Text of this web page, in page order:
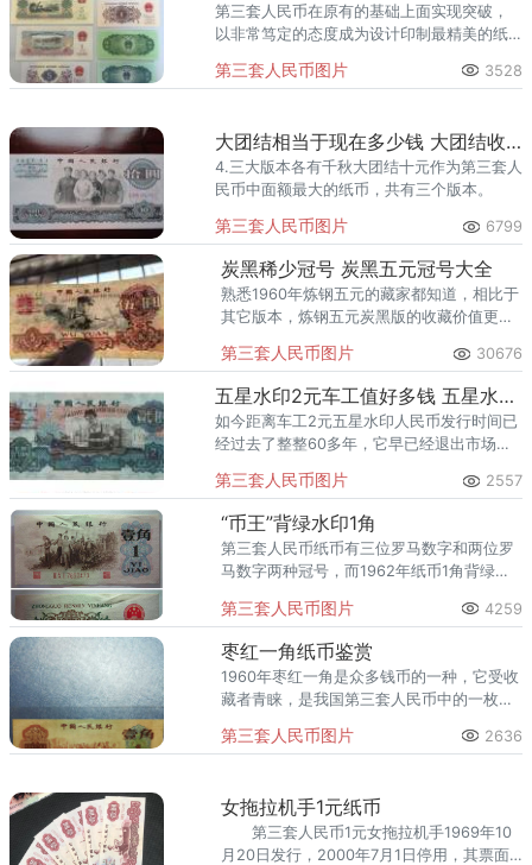
第三套人民币在原有的基础上面实现突破，
以非常笃定的态度成为设计印制最精美的纸
保存完善的纸币就成为吃香物品，在未来它
第三套人民币图片 3528
大团结相当于现在多少钱 大团结收藏价值
4.三大版本各有千秋大团结十元作为第三套人
民币中面额最大的纸币，共有三个版本。
第三套人民币图片 6799
炭黑稀少冠号 炭黑五元冠号大全
熟悉1960年炼钢五元的藏家都知道，相比于
其它版本，炼钢五元炭黑版的收藏价值更
不得，再加上炼钢五元炭黑版的样子与其他
版本差不多，很多人都不知道
第三套人民币图片 30676
五星水印2元车工值好多钱 五星水印2元车工价格
如今距离车工2元五星水印人民币发行时间已
经过去了整整60多年，它早已经退出市场流
第三套人民币图片 2557
“币王”背绿水印1角
第三套人民币纸币有三位罗马数字和两位罗
马数字两种冠号，而1962年纸币1角背绿水
第三套人民币图片 4259
枣红一角纸币鉴赏
1960年枣红一角是众多钱币的一种，它受收
藏者青睐，是我国第三套人民币中的一枚，
以把它称为枣红一角。
第三套人民币图片 2636
女拖拉机手1元纸币
第三套人民币1元女拖拉机手1969年10
月20日发行，2000年7月1日停用，其票面